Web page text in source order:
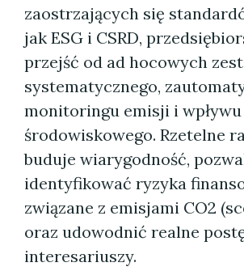
zaostrzających się
jak ESG i CSRD,
przejść od ad hocowych
systematycznego,
monitoringu emisji i wpływu
środowiskowego. Rzetelne
buduje wiarygodność,
identyfikować ryzyka
związane z emisjami CO2
oraz udowodnić realne
interesariuszy.